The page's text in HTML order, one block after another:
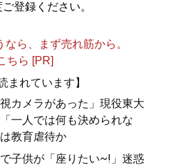
登録ください。
ら、まず売れ筋から。
ちら [PR]
まれています】
カメラがあった」現役東大
一人では何も決められな
教育虐待か
子供が「座りたい~!」迷惑